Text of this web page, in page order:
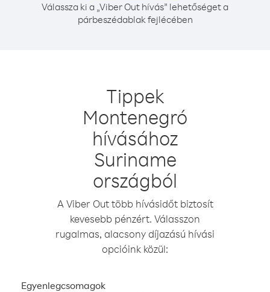
Válassza ki a „Viber Out hívás” lehetőséget a
párbeszédablak fejlécében
Tippek
Montenegró
hívásához
Suriname
országból
A Viber Out több hívásidőt biztosít
kevesebb pénzért. Válasszon
rugalmas, alacsony díjazású hívási
opcióink közül:
Egyenlegcsomagok